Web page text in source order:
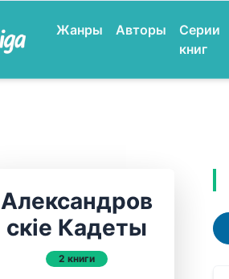
Жанры Авторы
Серии
книг
Александров
скiе Кадеты
2 книги